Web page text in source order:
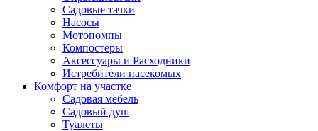
Садовые тачки
Насосы
Мотопомпы
Компостеры
Аксессуары и Расходники
Истребители насекомых
Комфорт на участке
Садовая мебель
Садовый душ
Туалеты